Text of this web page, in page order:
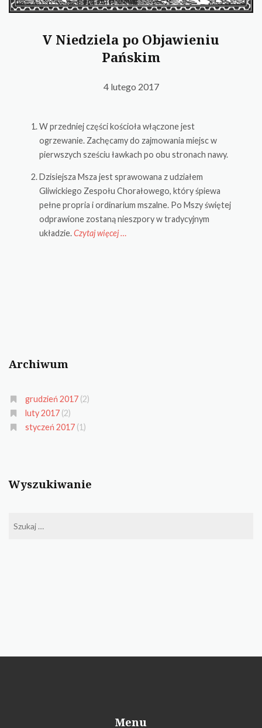
V Niedziela po Objawieniu
Pańskim
4 lutego 2017
W przedniej części kościoła włączone jest
ogrzewanie. Zachęcamy do zajmowania miejsc w
pierwszych sześciu ławkach po obu stronach nawy.
Dzisiejsza Msza jest sprawowana z udziałem
Gliwickiego Zespołu Chorałowego, który śpiewa
pełne propria i ordinarium mszalne. Po Mszy świętej
odprawione zostaną nieszpory w tradycyjnym
układzie.Czytaj więcej“V
…
Archiwum
grudzień 2017(2)
luty 2017(2)
styczeń 2017(1)
Wyszukiwanie
Menu